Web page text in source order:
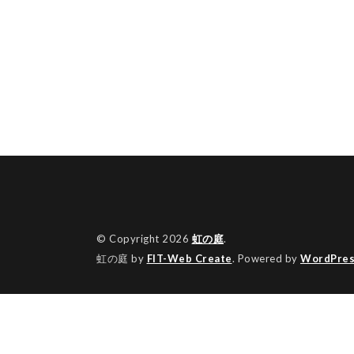
© Copyright 2026 虹の庭.
虹の庭 by FIT-Web Create. Powered by